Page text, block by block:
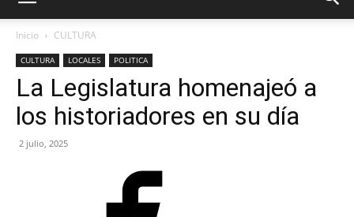
INTERIOR
Inicio CULTURA
CULTURA LOCALES POLITICA
La Legislatura homenajeó a
los historiadores en su día
2 julio, 2025